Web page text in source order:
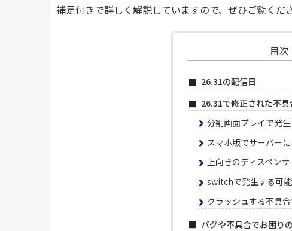
補足付きで詳しく解説していますので、ぜひご覧くだ
目次
26.31の配信日
26.31で修正された不
分割画面プレイで発
スマホ版でサーバー
上向きのディスペン
switchで発生する可
クラッシュする不具
バグや不具合でお困り